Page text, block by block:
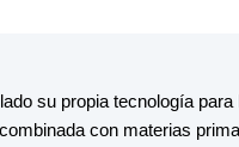
su propia tecnología para
con materias